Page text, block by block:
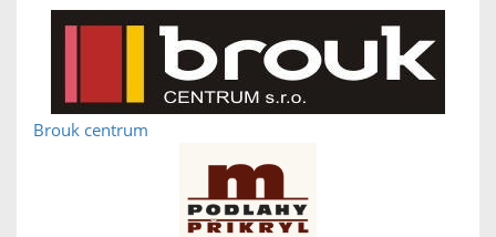
Brouk centrum